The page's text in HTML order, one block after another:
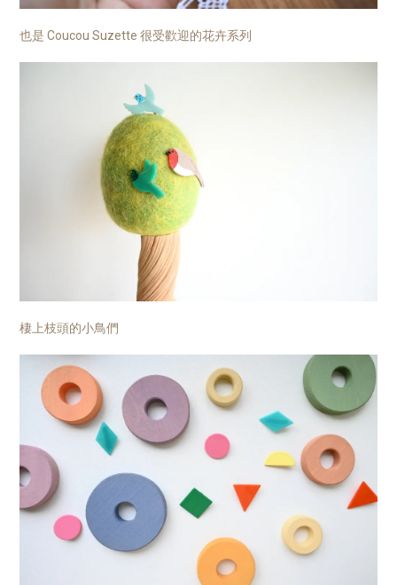
也是 Coucou Suzette 很受歡迎的花卉系列
棲上枝頭的小鳥們